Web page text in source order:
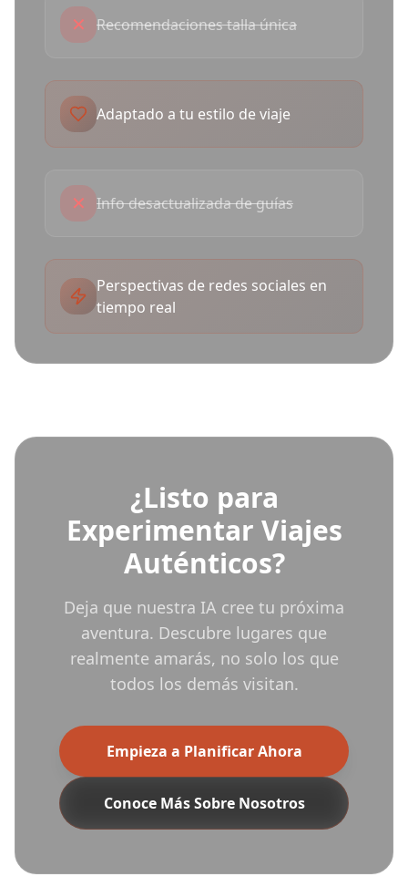
✕ Recomendaciones talla única
Adaptado a tu estilo de viaje
✕ Info desactualizada de guías
Perspectivas de redes sociales en
tiempo real
¿Listo para
Experimentar Viajes
Auténticos?
Deja que nuestra IA cree tu próxima
aventura. Descubre lugares que
realmente amarás, no solo los que
todos los demás visitan.
Empieza a Planificar Ahora
Conoce Más Sobre Nosotros